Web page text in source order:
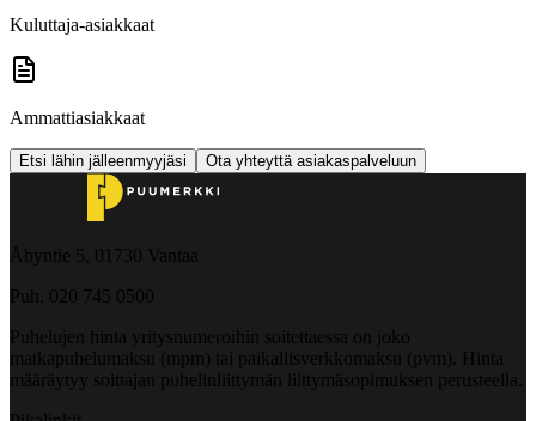
Kuluttaja-asiakkaat
Ammattiasiakkaat
Etsi lähin jälleenmyyjäsi Ota yhteyttä asiakaspalveluun
Åbyntie 5, 01730 Vantaa
Puh. 020 745 0500
Puhelujen hinta yritysnumeroihin soitettaessa on joko
matkapuhelumaksu (mpm) tai paikallisverkkomaksu (pvm). Hinta
määräytyy soittajan puhelinliittymän liittymäsopimuksen perusteella.